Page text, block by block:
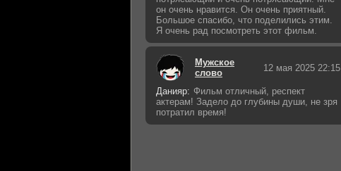
он очень нравится. Он очень приятный.
Большое спасибо, что поделились этим.
Я очень рад посмотреть этот фильм.
Мужское
слово
12 мая 2025 22:15
Данияр: Фильм отличный, респект
актерам! Задело до глубины души, не зря
потратил время!